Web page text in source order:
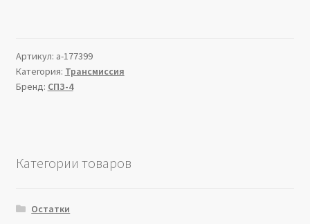
Артикул: a-177399
Категория: Трансмиссия
Бренд: СПЗ-4
Категории товаров
Остатки